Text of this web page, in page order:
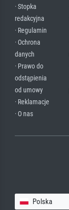
· Stopka
redakcyjna
· Regulamin
· Ochrona
danych
· Prawo do
odstąpienia
od umowy
· Reklamacje
· O nas
Polska